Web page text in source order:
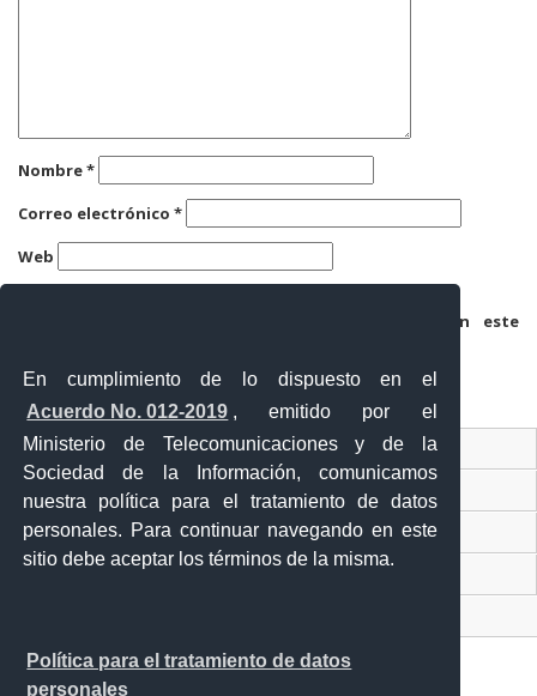
En cumplimiento de lo dispuesto en el
Acuerdo No. 012-2019 , emitido por el
Ministerio de Telecomunicaciones y de la
Sociedad de la Información, comunicamos
nuestra política para el tratamiento de datos
personales. Para continuar navegando en este
sitio debe aceptar los términos de la misma.
Política para el tratamiento de datos
personales
Nombre*
Correo electrónico *
Web
Guarda mi nombre, correo electrónico y web en este
Ventanilla Única Virtual
Ventanilla Única de Comercio Exterior
Gobierno Abierto